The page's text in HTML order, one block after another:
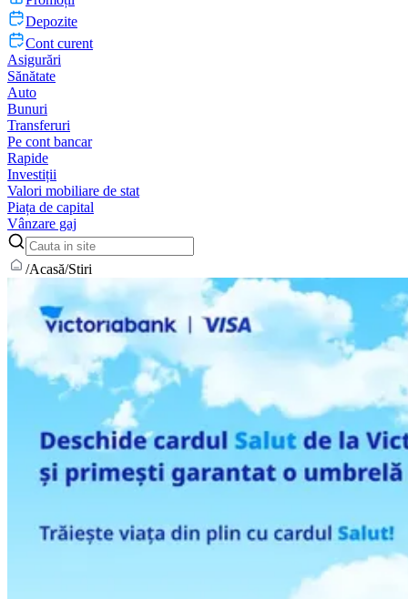
Depozite
Cont curent
Asigurări
Sănătate
Auto
Bunuri
Transferuri
Pe cont bancar
Rapide
Investiții
Valori mobiliare de stat
Piața de capital
Vânzare gaj
/Acasă/Stiri